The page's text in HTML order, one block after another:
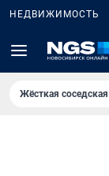
НЕДВИЖИМОСТЬ
Жёсткая